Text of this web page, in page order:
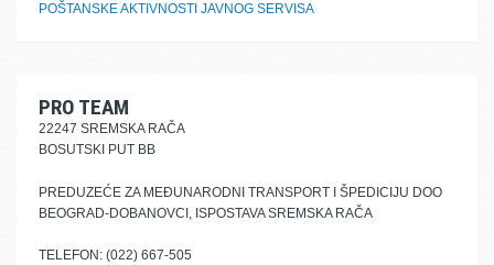
POŠTANSKE AKTIVNOSTI JAVNOG SERVISA
PRO TEAM
22247 SREMSKA RAČA
BOSUTSKI PUT BB
PREDUZEĆE ZA MEĐUNARODNI TRANSPORT I ŠPEDICIJU DOO
BEOGRAD-DOBANOVCI, ISPOSTAVA SREMSKA RAČA
TELEFON: (022) 667-505